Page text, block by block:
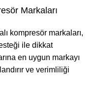
Markaları
kompresör markaları,
ile dikkat
en uygun markayı
ve verimliliği